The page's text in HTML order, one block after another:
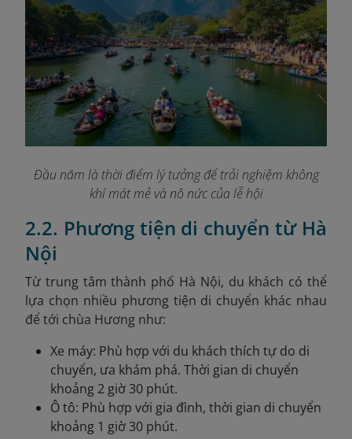
Đầu năm là thời điểm lý tưởng để trải nghiệm không
khí mát mẻ và nô nức của lễ hội
2.2. Phương tiện di chuyển từ Hà
Nội
Từ trung tâm thành phố Hà Nội, du khách có thể
lựa chọn nhiều phương tiện di chuyển khác nhau
để tới chùa Hương như:
Xe máy: Phù hợp với du khách thích tự do di
chuyển, ưa khám phá. Thời gian di chuyển
khoảng 2 giờ 30 phút.
Ô tô: Phù hợp với gia đình, thời gian di chuyển
khoảng 1 giờ 30 phút.